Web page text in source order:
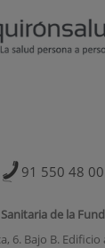
91 550 48 00
de la
6. Bajo B.